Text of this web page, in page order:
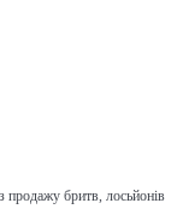
продажу бритв, лосьйонів